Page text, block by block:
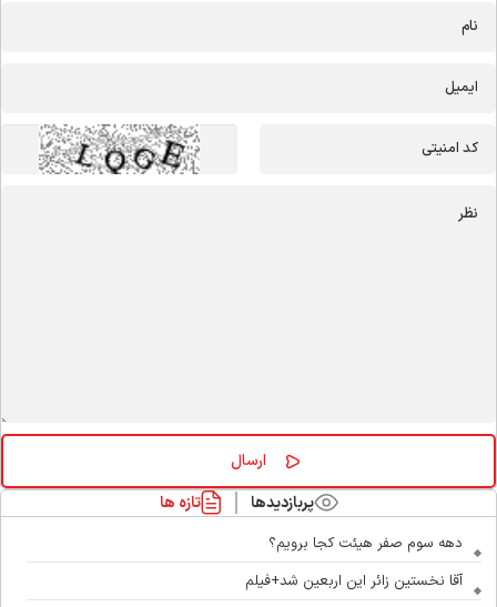
پربازدیدها تازه ها
دهه سوم صفر هیئت کجا برویم؟
آقا نخستین زائر این اربعین شد+فیلم